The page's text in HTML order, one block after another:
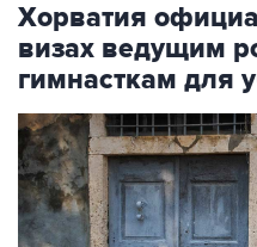
Хорватия
визах ведущим
гимнасткам для